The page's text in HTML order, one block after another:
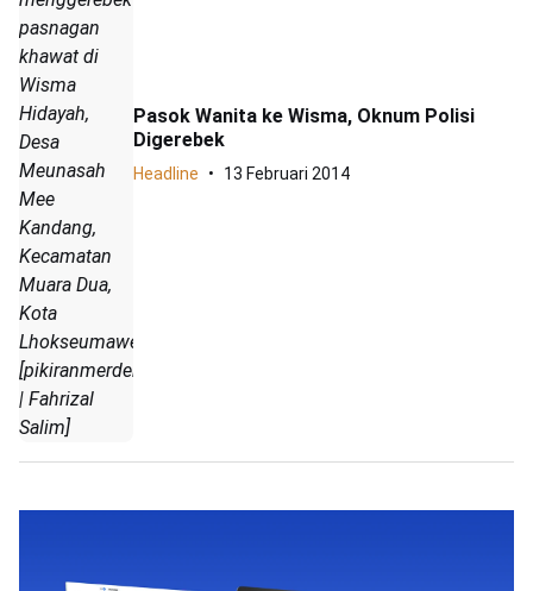
pasnagan
khawat di
Wisma
Hidayah,
Desa
Meunasah
Mee
Kandang,
Kecamatan
Muara Dua,
Kota
Lhokseumawe.
[pikiranmerdeka.co
| Fahrizal
Salim]
Pasok Wanita ke Wisma, Oknum Polisi
Digerebek
Headline 13 Februari 2014